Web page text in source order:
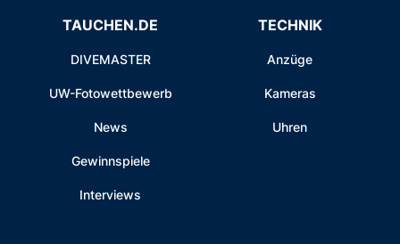
TAUCHEN.DE
DIVEMASTER
UW-Fotowettbewerb
News
Gewinnspiele
Interviews
TECHNIK
Anzüge
Kameras
Uhren